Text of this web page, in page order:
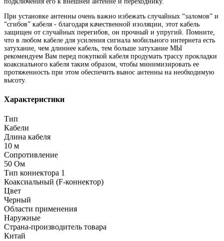
При установке антенны очень важно избежать случайных “заломов” и
“сгибов” кабеля - благодаря качественной изоляции, этот кабель
защищен от случайных перегибов, он прочный и упругий. Помните,
что в любом кабеле для усиления сигнала мобильного интернета есть
затухание, чем длиннее кабель, тем больше затухание МЫ
рекомендуем Вам перед покупкой кабеля продумать трассу прокладки
коаксиального кабеля таким образом, чтобы минимизировать ее
протяженность при этом обеспечить вынос антенны на необходимую
высоту.
Характеристики
Тип
Кабели
Длина кабеля
10 м
Сопротивление
50 Ом
Тип коннектора 1
Коаксиальный (F-коннектор)
Цвет
Черный
Области применения
Наружные
Страна-производитель товара
Китай